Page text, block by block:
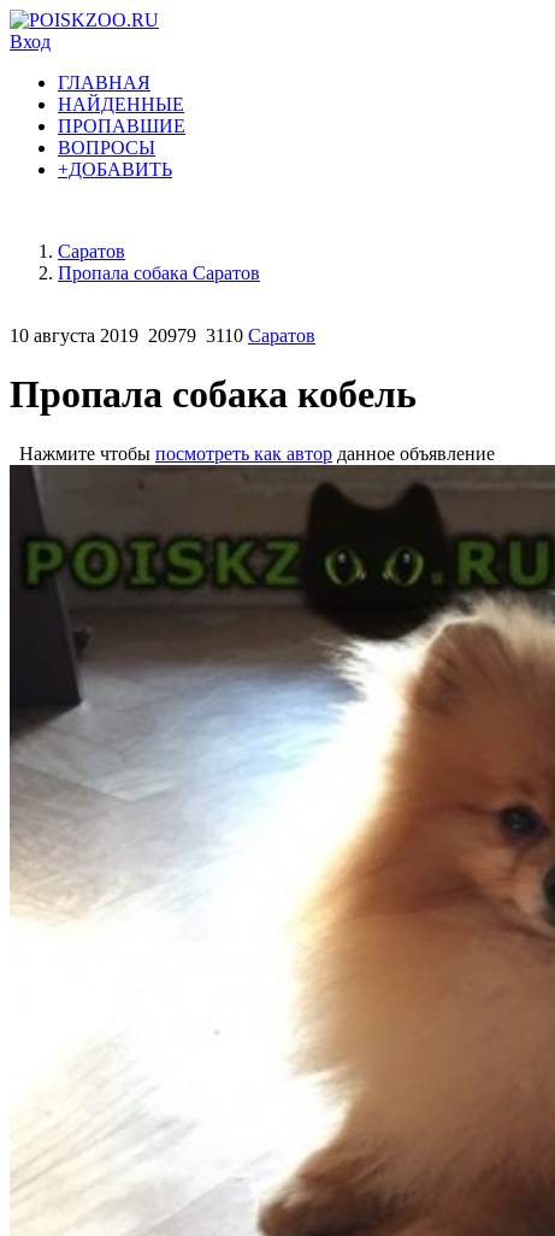
Вход
ГЛАВНАЯ
НАЙДЕННЫЕ
ПРОПАВШИЕ
ВОПРОСЫ
+ДОБАВИТЬ
Саратов
Пропала собака Саратов
10 августа 2019 20979 3110 Саратов
Пропала собака кобель
Нажмите чтобы посмотреть как автор данное объявление